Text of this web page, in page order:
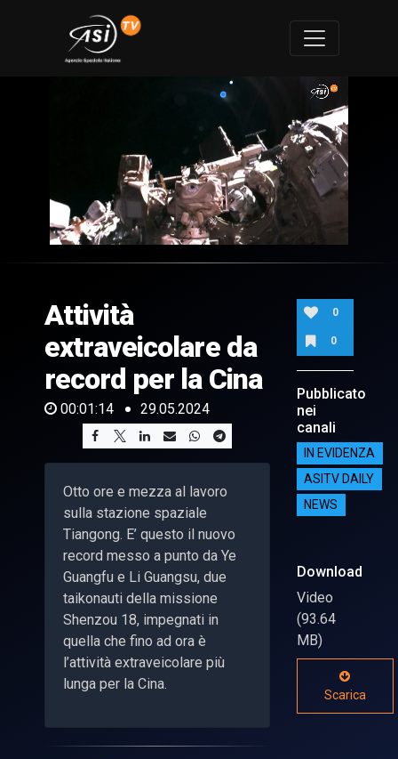
of
14
seconds
Attività
extraveicolare da
record per la Cina
00:01:14 29.05.2024
Otto ore e mezza al lavoro
sulla stazione spaziale
Tiangong. E’ questo il nuovo
record messo a punto da Ye
Guangfu e Li Guangsu, due
taikonauti della missione
Shenzou 18, impegnati in
quella che fino ad ora è
l’attività extraveicolare più
lunga per la Cina.
0
0
Pubblicato
nei
canali
IN EVIDENZA
ASITV DAILY
NEWS
Download
Video
(93.64
MB)
Scarica